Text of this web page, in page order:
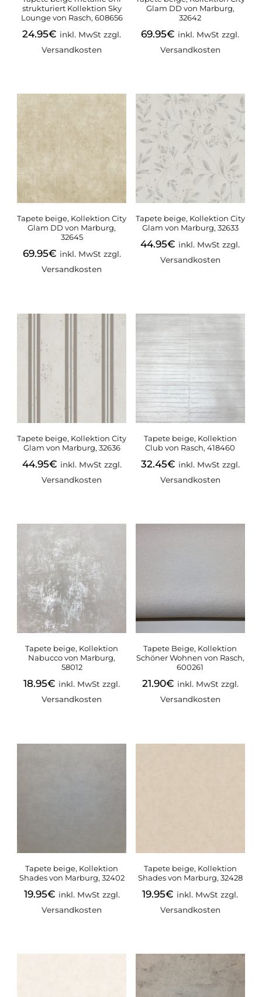
strukturiert Kollektion Sky
Lounge von Rasch, 608656
24.95€ inkl. MwSt zzgl.
Versandkosten
Glam DD von Marburg,
32642
69.95€ inkl. MwSt zzgl.
Versandkosten
Tapete beige, Kollektion City
Glam DD von Marburg,
32645
69.95€ inkl. MwSt zzgl.
Versandkosten
Tapete beige, Kollektion City
Glam von Marburg, 32633
44.95€ inkl. MwSt zzgl.
Versandkosten
Tapete beige, Kollektion City
Glam von Marburg, 32636
44.95€ inkl. MwSt zzgl.
Versandkosten
Tapete beige, Kollektion
Club von Rasch, 418460
32.45€ inkl. MwSt zzgl.
Versandkosten
Tapete beige, Kollektion
Nabucco von Marburg,
58012
18.95€ inkl. MwSt zzgl.
Versandkosten
Tapete Beige, Kollektion
Schöner Wohnen von Rasch,
600261
21.90€ inkl. MwSt zzgl.
Versandkosten
Tapete beige, Kollektion
Shades von Marburg, 32402
19.95€ inkl. MwSt zzgl.
Versandkosten
Tapete beige, Kollektion
Shades von Marburg, 32428
19.95€ inkl. MwSt zzgl.
Versandkosten